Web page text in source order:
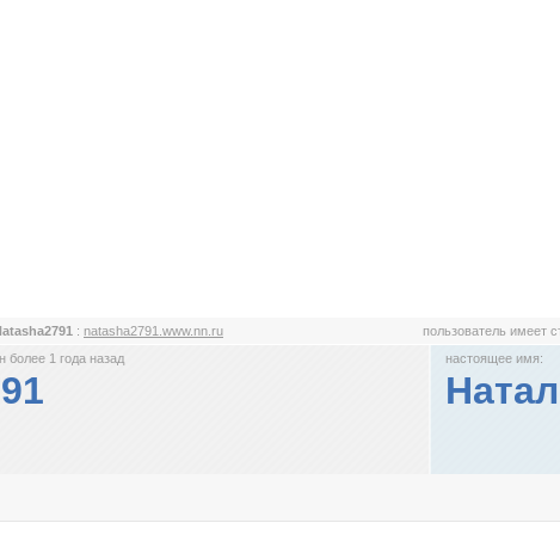
: natasha2791.www.nn.ru пользователь имеет
более 1 года назад
настоящее имя: